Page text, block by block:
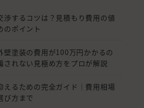
渉するコツは？見積もり費用の値
のポイント
壁塗装の費用が100万円かかるの
されない見極め方をプロが解説
えるための完全ガイド｜費用相場
び方まで